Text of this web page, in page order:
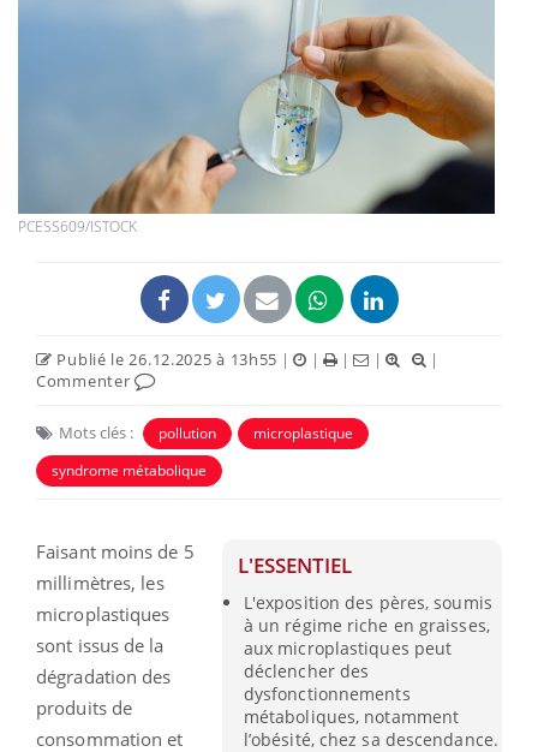
PCESS609/ISTOCK
Publié le 26.12.2025 à 13h55 | | | |
|
Commenter
Mots clés : pollution
microplastique
syndrome métabolique
L'ESSENTIEL
L'exposition des pères, soumis
à un régime riche en graisses,
aux microplastiques peut
déclencher des
dysfonctionnements
métaboliques, notamment
l’obésité, chez sa descendance.
Faisant moins de 5
millimètres, les
microplastiques
sont issus de la
dégradation des
produits de
consommation et